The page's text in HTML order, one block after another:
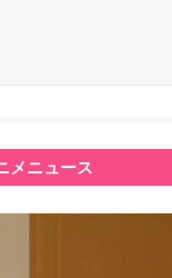
メニュース